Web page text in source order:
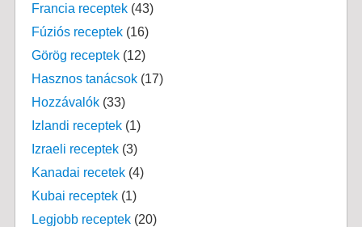
Francia receptek(43)
Fúziós receptek(16)
Görög receptek(12)
Hasznos tanácsok(17)
Hozzávalók(33)
Izlandi receptek(1)
Izraeli receptek(3)
Kanadai recetek(4)
Kubai receptek(1)
Legjobb receptek(20)